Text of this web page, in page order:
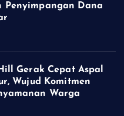
Penyimpangan Dana
Gerak Cepat Aspal
Wujud Komitmen
Warga